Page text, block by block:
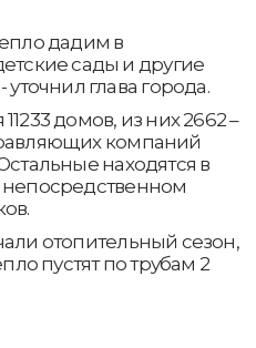
дадим в
сады и другие
глава города.
домов, из них 2662 –
компаний
находятся в
отопительный сезон,
пустят по трубам 2